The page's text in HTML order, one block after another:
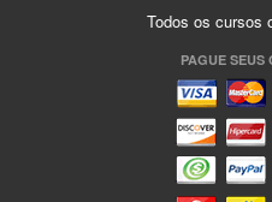
Todos os cursos
PAGUE SEUS